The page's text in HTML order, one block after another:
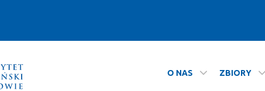
O NAS ZBIORY